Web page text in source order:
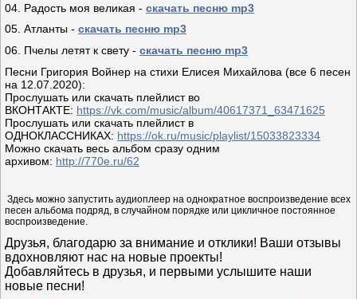
04. Радость моя великая - скачать песню mp3
05. Атланты - скачать песню mp3
06. Пчелы летят к свету - скачать песню mp3
Песни Григория Войнер на стихи Елисея Михайлова (все 6 песен
на 12.07.2020):
Прослушать или скачать плейлист во
ВКОНТАКТЕ: https://vk.com/music/album/40617371_63471625
Прослушать или скачать плейлист в
ОДНОКЛАССНИКАХ: https://ok.ru/music/playlist/15033823334
Можно скачать весь альбом сразу одним
архивом: http://770e.ru/62
Здесь можно запустить аудиоплеер на однократное воспроизведение всех
песен альбома подряд, в случайном порядке или цикличное постоянное
воспроизведение.
Друзья, благодарю за внимание и отклики! Ваши отзывы
вдохновляют нас на новые проекты!
Добавляйтесь в друзья, и первыми услышите наши
новые песни!